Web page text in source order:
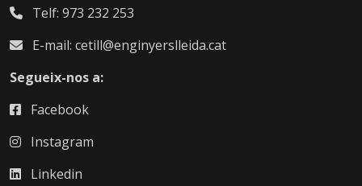
Telf: 973 232 253
E-mail: cetill@enginyerslleida.cat
Segueix-nos a:
Facebook
Instagram
Linkedin